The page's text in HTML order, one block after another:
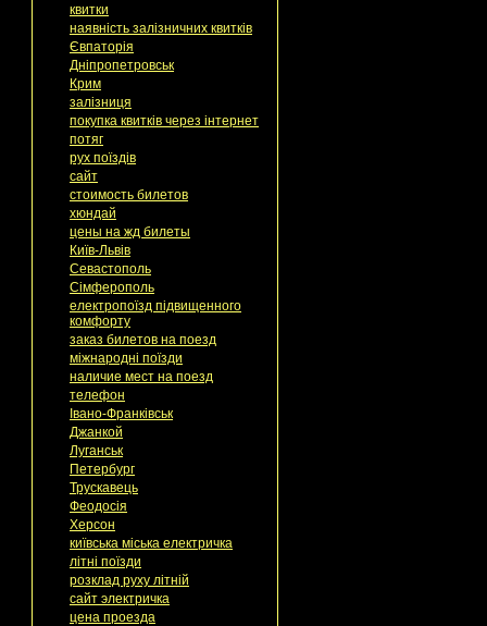
квитки
наявність залізничних квитків
Євпаторія
Дніпропетровськ
Крим
залізниця
покупка квитків через інтернет
потяг
рух поїздів
сайт
стоимость билетов
хюндай
цены на жд билеты
Київ-Львів
Севастополь
Сімферополь
електропоїзд підвищенного
комфорту
заказ билетов на поезд
міжнародні поїзди
наличие мест на поезд
телефон
Івано-Франківськ
Джанкой
Луганськ
Петербург
Трускавець
Феодосія
Херсон
київська міська електричка
літні поїзди
розклад руху літній
сайт электричка
цена проезда